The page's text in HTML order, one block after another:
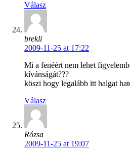
Válasz
brekli
2009-11-25 at 17:22
Mi a fenéért nem lehet
kívánságát???
köszi hogy legalább itt halgat
Válasz
Rózsa
2009-11-25 at 19:07